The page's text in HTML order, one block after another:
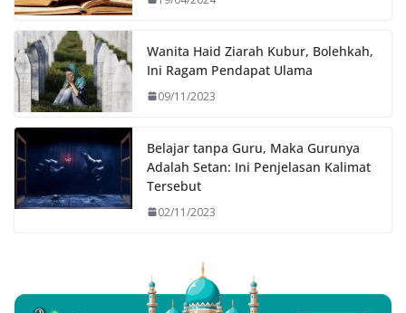
Wanita Haid Ziarah Kubur, Bolehkah,
Ini Ragam Pendapat Ulama
09/11/2023
Belajar tanpa Guru, Maka Gurunya
Adalah Setan: Ini Penjelasan Kalimat
Tersebut
02/11/2023